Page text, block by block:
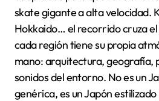
skate gigante a alta velocidad.
Hokkaido… el recorrido cruza
cada región tiene su propia
mano: arquitectura, geografía,
sonidos del entorno. No es un
genérica, es un Japón